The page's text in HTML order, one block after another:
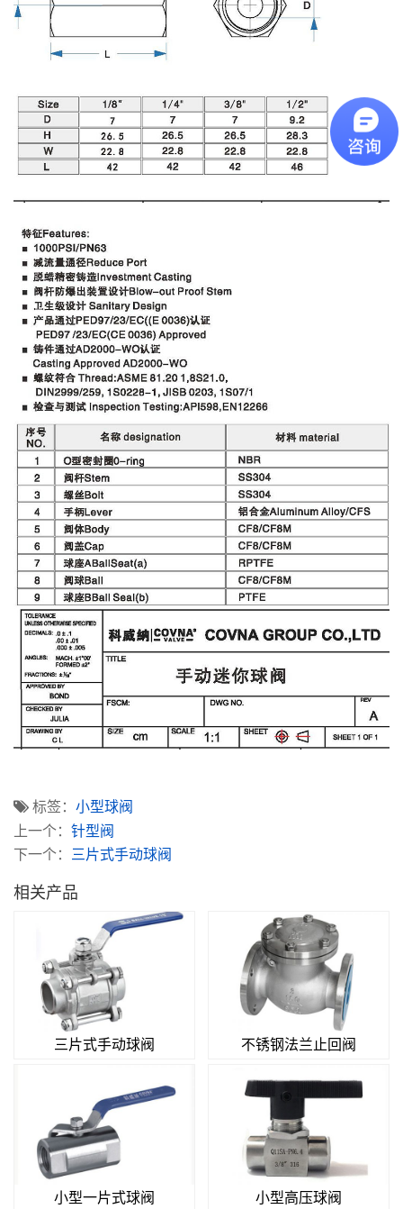
标签： 小型球阀
上一个： 针型阀
下一个：
三片式手动球阀
相关产品
三片式手动球阀 不锈钢法兰止回阀
小型一片式球阀 小型高压球阀